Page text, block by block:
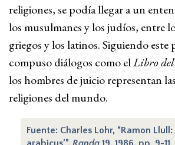
religiones, se podía llegar a un
los musulmanes y los judíos, entre
griegos y los latinos. Siguiendo este
compuso diálogos como elLibro
los hombres de juicio representan
religiones del mundo.
Fuente: Charles Lohr, “Ramon